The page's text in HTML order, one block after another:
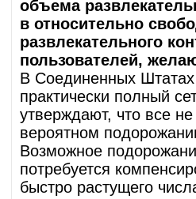
объема
в относительно
развлекательного
пользователей,
В Соединенных
практически полный
утверждают, что все
вероятном
Возможное
потребуется
быстро растущего